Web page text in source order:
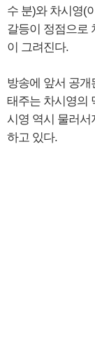
수 분)와 차시영(
갈등이 정점으로
이 그려진다.
방송에 앞서 공개
태주는 차시영의
시영 역시 물러서
하고 있다.